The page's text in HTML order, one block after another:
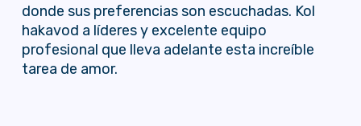
donde sus preferencias son escuchadas. Kol
hakavod a líderes y excelente equipo
profesional que lleva adelante esta increíble
tarea de amor.